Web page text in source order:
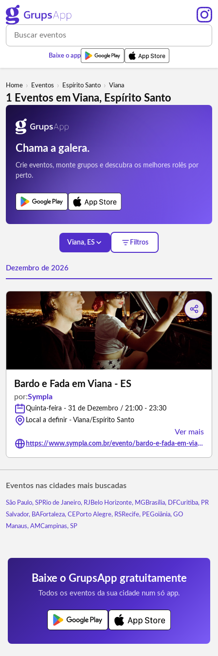
Baixe o app
Home › Eventos › Espírito Santo › Viana
1 Eventos em Viana, Espírito Santo
Chama a galera.
Crie eventos, monte grupos e descubra os melhores rolês por
perto.
Viana, ES Filtros
Dezembro de 2026
Bardo e Fada em Viana - ES
por:Sympla
Quinta-feira - 31 de Dezembro / 21:00 - 23:30
Local a definir - Viana/Espírito Santo
Ver mais
https://www.sympla.com.br/evento/bardo-e-fada-em-viana-es/3240159
Eventos nas cidades mais buscadas
São Paulo, SPRio de Janeiro, RJ Belo Horizonte, MG Brasília, DFCuritiba, PR
Salvador, BAFortaleza, CE Porto Alegre, RSRecife, PEGoiânia, GO
Manaus, AMCampinas, SP
Baixe o GrupsApp gratuitamente
Todos os eventos da sua cidade num só app.